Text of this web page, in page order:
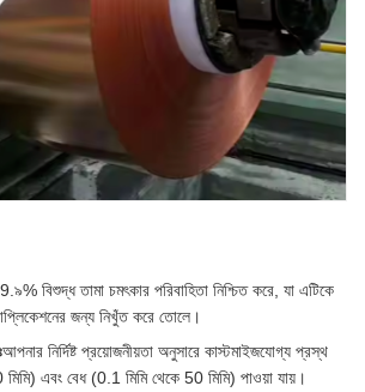
বিশুদ্ধ তামা চমৎকার পরিবাহিতা নিশ্চিত করে, যা এটিকে
জন্য নিখুঁত করে তোলে।
আপনার নির্দিষ্ট প্রয়োজনীয়তা অনুসারে কাস্টমাইজযোগ্য প্রস্থ
এবং বেধ (0.1 মিমি থেকে 50 মিমি) পাওয়া যায়।